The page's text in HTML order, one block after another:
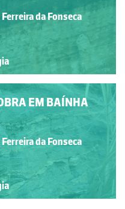
da Fonseca
EM BAÍNHA
da Fonseca